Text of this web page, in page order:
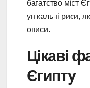
багатство міст
унікальні риси,
описи.
Цікаві
Єгипту